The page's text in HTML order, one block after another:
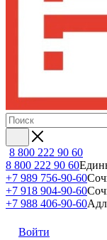
8 800 222 90 60
8 800 222 90 60
+7 989 756-90-60
+7 918 904-90-60
+7 988 406-90-60
Войти